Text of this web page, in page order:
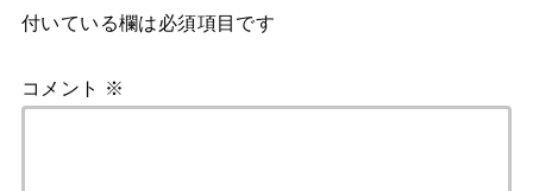
付いている欄は必須項目です
コメント ※